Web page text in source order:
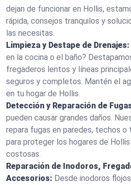
dejan de funcionar en Hollis,
rápida, consejos tranquilos y
las necesitas.
Limpieza y Destape de Drenajes:
en la cocina o el baño?
fregaderos lentos y líneas
seguros y completos. Mantén el
en tu hogar de Hollis.
Detección y Reparación de
pueden causar grandes daños.
repara fugas en paredes, techos o
para proteger los hogares de
costosas.
Reparación de Inodoros,
Accesorios: Desde inodoros